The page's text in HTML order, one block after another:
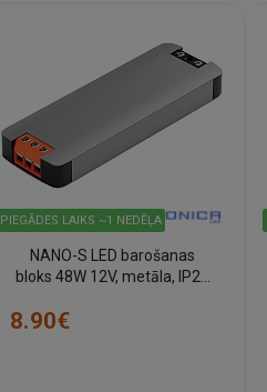
PIEGĀDES LAIKS ~1 NEDĒĻA
NANO-S LED barošanas
bloks 48W 12V, metāla, IP20
8.90€